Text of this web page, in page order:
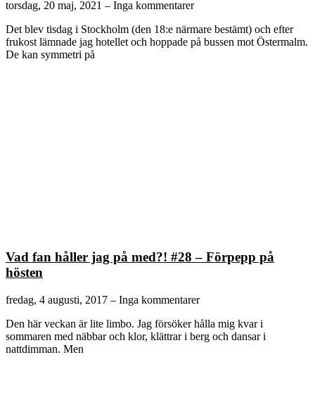
torsdag, 20 maj, 2021
Inga kommentarer
Det blev tisdag i Stockholm (den 18:e närmare bestämt) och efter
frukost lämnade jag hotellet och hoppade på bussen mot Östermalm.
De kan symmetri på
Vad fan håller jag på med?! #28 – Förpepp på
hösten
fredag, 4 augusti, 2017
Inga kommentarer
Den här veckan är lite limbo. Jag försöker hålla mig kvar i
sommaren med näbbar och klor, klättrar i berg och dansar i
nattdimman. Men